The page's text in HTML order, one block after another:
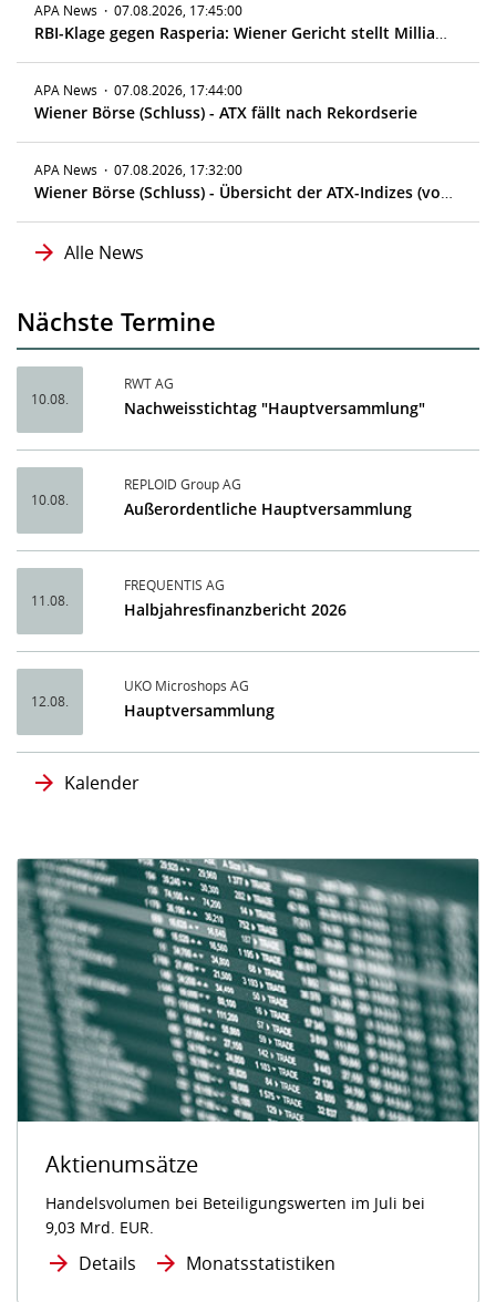
APA News · 07.08.2026, 17:45:00
RBI-Klage gegen Rasperia: Wiener Gericht stellt Milliardenklage zu
APA News · 07.08.2026, 17:44:00
Wiener Börse (Schluss) - ATX fällt nach Rekordserie
APA News · 07.08.2026, 17:32:00
Wiener Börse (Schluss) - Übersicht der ATX-Indizes (vorläufig)
Alle News
Nächste Termine
10.08.
RWT AG
Nachweisstichtag "Hauptversammlung"
10.08.
REPLOID Group AG
Außerordentliche Hauptversammlung
11.08.
FREQUENTIS AG
Halbjahresfinanzbericht 2026
12.08.
UKO Microshops AG
Hauptversammlung
Kalender
Aktienumsätze
Handelsvolumen bei Beteiligungswerten im Juli bei
9,03 Mrd. EUR.
Details Monatsstatistiken